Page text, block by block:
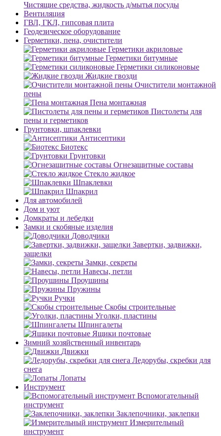
Чистящие средства, жидкость д/мытья посуды
Вентиляция
ГВЛ, ГКЛ, гипсовая плита
Геодезическое оборудование
Герметики, пена, очистители
Герметики акриловые
Герметики битумные
Герметики силиконовые
Жидкие гвозди
Очистители монтажной
пены
Пена монтажная
Пистолеты для
пены и герметиков
Грунтовки, шпаклевки
Антисептики
Биотекс
Грунтовки
Огнезащитные составы
Стекло жидкое
Шпаклевки
Шпакрил
Для автомобилей
Дом и уют
Домкраты и лебедки
Замки и скобяные изделия
Доводчики
Завертки, задвижки,
защелки
Замки, секреты
Навесы, петли
Проушины
Пружины
Ручки
Скобы строительные
Уголки, пластины
Шпингалеты
Ящики почтовые
Зимний хозяйственный инвентарь
Движки
Ледорубы, скребки для
снега
Лопаты
Инструмент
Вспомогательный
инструмент
Заклепочники, заклепки
Измерительный
инструмент